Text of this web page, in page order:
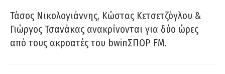
Τάσος Νικολογιάννης, Κώστας Κετσετζόγλου &
Γιώργος Τσανάκας ανακρίνονται για δύο ώρες
από τους ακροατές του bwinΣΠΟΡ FM.